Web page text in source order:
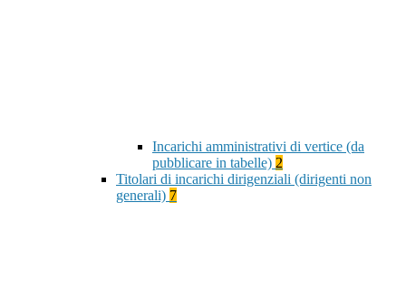
Incarichi amministrativi di vertice (da
pubblicare in tabelle) 2
Titolari di incarichi dirigenziali (dirigenti non
generali) 7